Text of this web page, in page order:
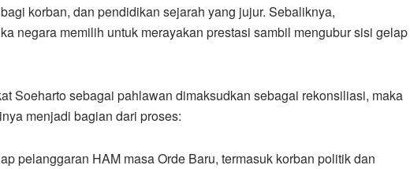
korban, dan pendidikan sejarah yang jujur. Sebaliknya,
negara memilih untuk merayakan prestasi sambil mengubur sisi gelap
Soeharto sebagai pahlawan dimaksudkan sebagai rekonsiliasi, maka
menjadi bagian dari proses:
pelanggaran HAM masa Orde Baru, termasuk korban politik dan